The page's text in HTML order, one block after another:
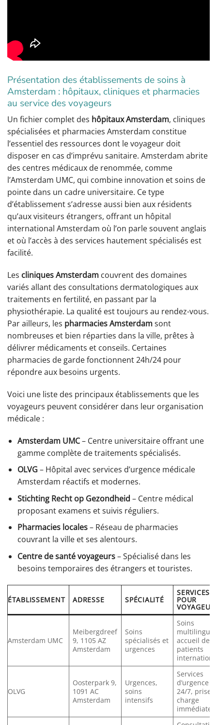
Présentation des établissements de soins à
Amsterdam : hôpitaux, cliniques et pharmacies
au service des voyageurs
Un fichier complet des hôpitaux Amsterdam, cliniques
spécialisées et pharmacies Amsterdam constitue
l’essentiel des ressources dont le voyageur doit
disposer en cas d’imprévu sanitaire. Amsterdam abrite
des centres médicaux de renommée, comme
l’Amsterdam UMC, qui combine innovation et soins de
pointe dans un cadre universitaire. Ce type
d’établissement s’adresse aussi bien aux résidents
qu’aux visiteurs étrangers, offrant un hôpital
international Amsterdam où l’on parle souvent anglais
et où l’accès à des services hautement spécialisés est
facilité.
Les cliniques Amsterdam couvrent des domaines
variés allant des consultations dermatologiques aux
traitements en fertilité, en passant par la
physiothérapie. La qualité est toujours au rendez-vous.
Par ailleurs, les pharmacies Amsterdamsont
nombreuses et bien réparties dans la ville, prêtes à
délivrer médicaments et conseils. Certaines
pharmacies de garde fonctionnent 24h/24 pour
répondre aux besoins urgents.
Voici une liste des principaux établissements que les
voyageurs peuvent considérer dans leur organisation
médicale :
Amsterdam UMC– Centre universitaire offrant une
gamme complète de traitements spécialisés.
OLVG – Hôpital avec services d’urgence médicale
Amsterdam réactifs et modernes.
Stichting Recht op Gezondheid – Centre médical
proposant examens et suivis réguliers.
Pharmacies locales– Réseau de pharmacies
couvrant la ville et ses alentours.
Centre de santé voyageurs– Spécialisé dans les
besoins temporaires des étrangers et touristes.
ÉTABLISSEMENT ADRESSE SPÉCIALITÉ
SERVICES
POUR
Amsterdam UMC
Meibergdreef
9, 1105 AZ
Amsterdam
Soins
spécialisés et
urgences
Soins
accueil des
patients
OLVG
Oosterpark 9,
1091 AC
Amsterdam
Urgences,
soins
intensifs
Services
d’urgence
24/7, prise
charge
immédiate